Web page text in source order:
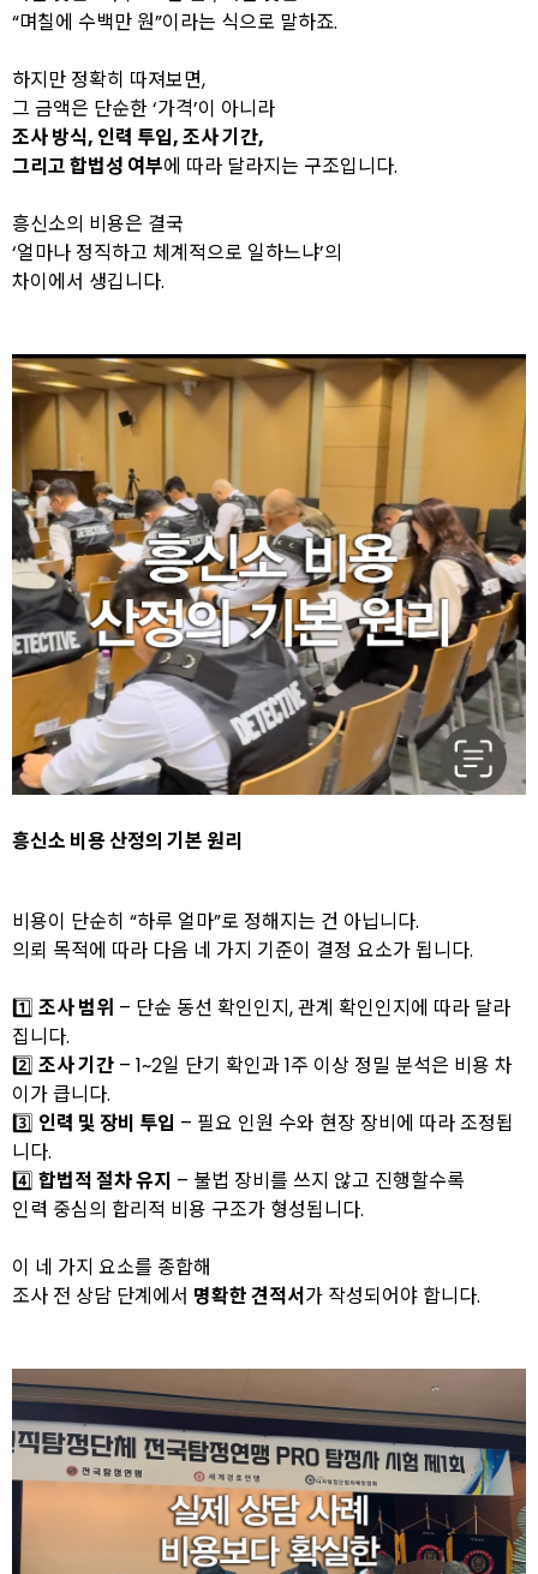
“며칠에 수백만 원”이라는 식으로 말하죠.
하지만 정확히 따져보면,
그 금액은 단순한 ‘가격’이 아니라
조사 방식, 인력 투입, 조사 기간,
그리고 합법성 여부에 따라 달라지는 구조입니다.
흥신소의 비용은 결국
‘얼마나 정직하고 체계적으로 일하느냐’의
차이에서 생깁니다.
흥신소 비용 산정의 기본 원리
비용이 단순히 “하루 얼마”로 정해지는 건 아닙니다.
의뢰 목적에 따라 다음 네 가지 기준이 결정 요소가 됩니다.
1️⃣ 조사 범위 – 단순 동선 확인인지, 관계 확인인지에 따라 달라
집니다.
2️⃣ 조사 기간 – 1~2일 단기 확인과 1주 이상 정밀 분석은 비용 차
이가 큽니다.
3️⃣ 인력 및 장비 투입 – 필요 인원 수와 현장 장비에 따라 조정됩
니다.
4️⃣ 합법적 절차 유지 – 불법 장비를 쓰지 않고 진행할수록
인력 중심의 합리적 비용 구조가 형성됩니다.
이 네 가지 요소를 종합해
조사 전 상담 단계에서 명확한 견적서가 작성되어야 합니다.